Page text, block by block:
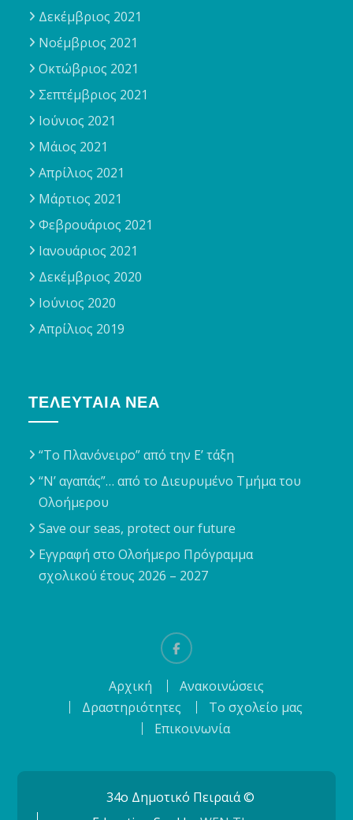
Δεκέμβριος 2021
Νοέμβριος 2021
Οκτώβριος 2021
Σεπτέμβριος 2021
Ιούνιος 2021
Μάιος 2021
Απρίλιος 2021
Μάρτιος 2021
Φεβρουάριος 2021
Ιανουάριος 2021
Δεκέμβριος 2020
Ιούνιος 2020
Απρίλιος 2019
ΤΕΛΕΥΤΑΊΑ ΝΈΑ
“Το Πλανόνειρο” από την Ε’ τάξη
“Ν’ αγαπάς”… από το Διευρυμένο Τμήμα του
Ολοήμερου
Save our seas, protect our future
Εγγραφή στο Ολοήμερο Πρόγραμμα
σχολικού έτους 2026 – 2027
Αρχική
Ανακοινώσεις
Δραστηριότητες
Το σχολείο μας
Επικοινωνία
34o Δημοτικό Πειραιά ©